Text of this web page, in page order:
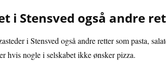
i Stensved også andre
i Stensved også andre retter som pasta,
hvis nogle i selskabet ikke ønsker pizza.